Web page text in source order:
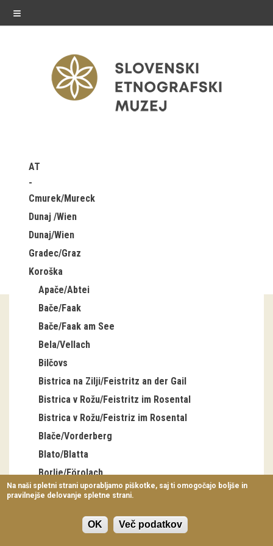
≡
Stalne razstave
Občasne razstave
Gostovanja
E-razstave
Virtualni sprehodi
Razstavni projekti
Napovednik
Arhiv razstav
dogodki
Koledar dogodkov
Prireditve
Predavanja
Delavnice
Vodeni ogledi
AT
Cmurek/Mureck
Dunaj /Wien
Dunaj/Wien
Gradec/Graz
Koroška
Apače/Abtei
Bače/Faak
Bače/Faak am See
Bela/Vellach
Bilčovs
Bistrica na Zilji/Feistritz an der Gail
Bistrica v Rožu/Feistritz im Rosental
Bistrica v Rožu/Feistriz im Rosental
Blače/Vorderberg
Blato/Blatta
Borlje/Förolach
Borovlje/Ferlach
Brnca/Fürnitz
Na naši spletni strani uporabljamo piškotke, saj ti omogočajo boljše in
pravilnejše delovanje spletne strani.
OK Več podatkov